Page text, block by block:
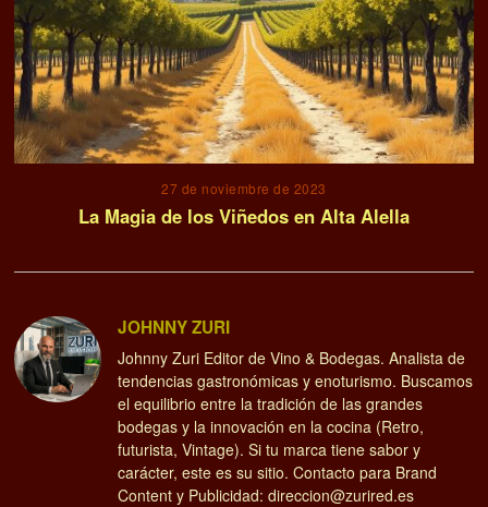
27 de noviembre de 2023
La Magia de los Viñedos en Alta Alella
JOHNNY ZURI
Johnny Zuri Editor de Vino & Bodegas. Analista de
tendencias gastronómicas y enoturismo. Buscamos
el equilibrio entre la tradición de las grandes
bodegas y la innovación en la cocina (Retro,
futurista, Vintage). Si tu marca tiene sabor y
carácter, este es su sitio. Contacto para Brand
Content y Publicidad: direccion@zurired.es